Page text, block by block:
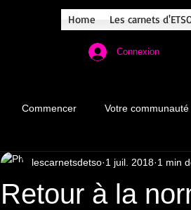
Home Les carnets
Connexion
Commencer Votre communauté
Retour à la
lescarnetsdetso 1 juil. 2018 1 min